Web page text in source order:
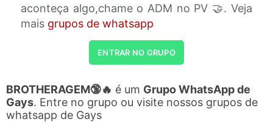
aconteça algo,chame o ADM no PV 🤝. Veja
mais grupos de whatsapp
ENTRAR NO GRUPO
BROTHERAGEM🔞🔥 é um Grupo WhatsApp de
Gays. Entre no grupo ou visite nossos grupos de
whatsapp de Gays